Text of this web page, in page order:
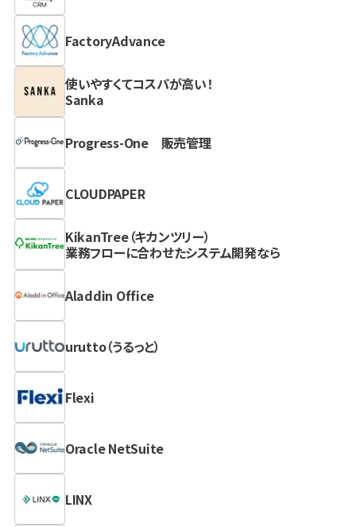
FactoryAdvance
使いやすくてコスパが高い！
Sanka
Progress-One 販売管理
CLOUDPAPER
KikanTree（キカンツリー）
業務フローに合わせたシステム開発なら
Aladdin Office
urutto（うるっと）
Flexi
Oracle NetSuite
LINX